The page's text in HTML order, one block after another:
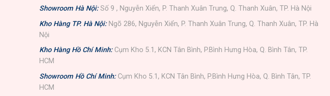
Showroom Hà Nội: Số 9 , Nguyễn Xiển, P. Thanh Xuân Trung, Q. Thanh Xuân, TP. Hà Nội
Kho Hàng TP. Hà Nội: Ngõ 286, Nguyễn Xiển, P. Thanh Xuân Trung, Q. Thanh Xuân, TP. Hà
Nội
Kho Hàng Hồ Chí Minh: Cụm Kho 5.1, KCN Tân Bình, P.Bình Hưng Hòa, Q. Bình Tân, TP.
HCM
Showroom Hồ Chí Minh: Cụm Kho 5.1, KCN Tân Bình, P.Bình Hưng Hòa, Q. Bình Tân, TP.
HCM